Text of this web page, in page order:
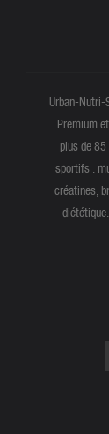
Urban-Nutri-
Premium
plus de
sportifs :
créatines,